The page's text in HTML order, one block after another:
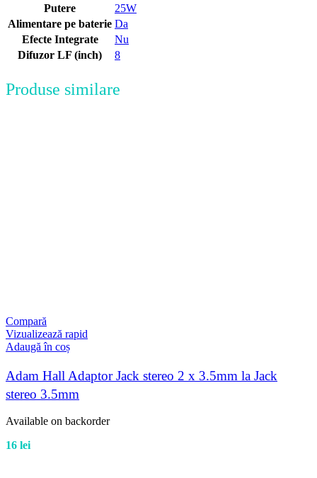
Putere
25W
Alimentare pe baterie Da
Efecte Integrate
Nu
Difuzor LF (inch)
8
Produse similare
Compară
Vizualizează rapid
Adaugă în coș
Adam Hall Adaptor Jack stereo 2 x 3.5mm la Jack
stereo 3.5mm
Available on backorder
16 lei